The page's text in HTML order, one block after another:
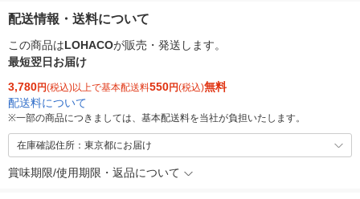
配送情報・送料について
この商品はLOHACOが販売・発送します。
最短翌日お届け
3,780円(税込)以上で基本配送料550円(税込)無料
配送料について
※一部の商品につきましては、基本配送料を当社が負担いたします。
在庫確認住所：東京都にお届け
賞味期限/使用期限・返品について